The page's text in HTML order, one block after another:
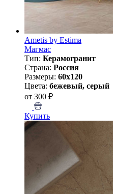
Ametis by Estima
Магмас
Тип: Керамогранит
Страна: Россия
Размеры: 60x120
Цвета: бежевый, серый
от 300 ₽
Купить